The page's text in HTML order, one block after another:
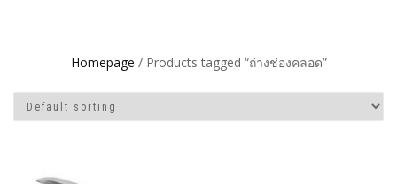
Homepage / Products tagged “ถ่างช่องคลอด”